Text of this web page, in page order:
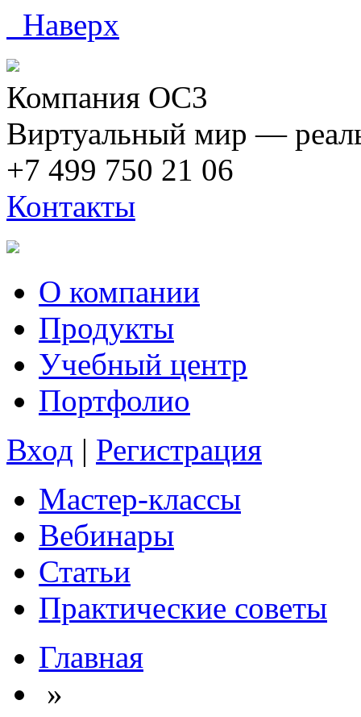
Наверх
Компания ОС3
Виртуальный мир —
+7 499 750 21 06
Контакты
О компании
Продукты
Учебный центр
Портфолио
Вход | Регистрация
Мастер-классы
Вебинары
Статьи
Практические советы
Главная
»